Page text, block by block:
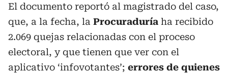
El documento reportó al magistrado del caso,
que, a la fecha, la Procuraduría ha recibido
2.069 quejas relacionadas con el proceso
electoral, y que tienen que ver con el
aplicativo ‘infovotantes’; errores de quienes